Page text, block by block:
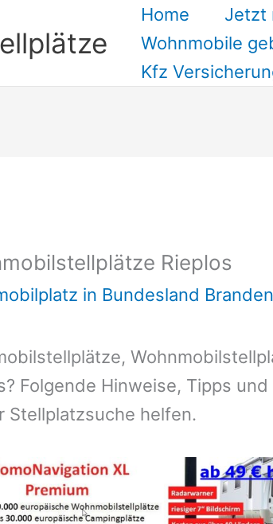
Home
Jetzt
Wohnmobile
Kfz
Rieplos
in Bundesland
Folgende Hinweise, Tipps
Stellplatzsuche helfen.